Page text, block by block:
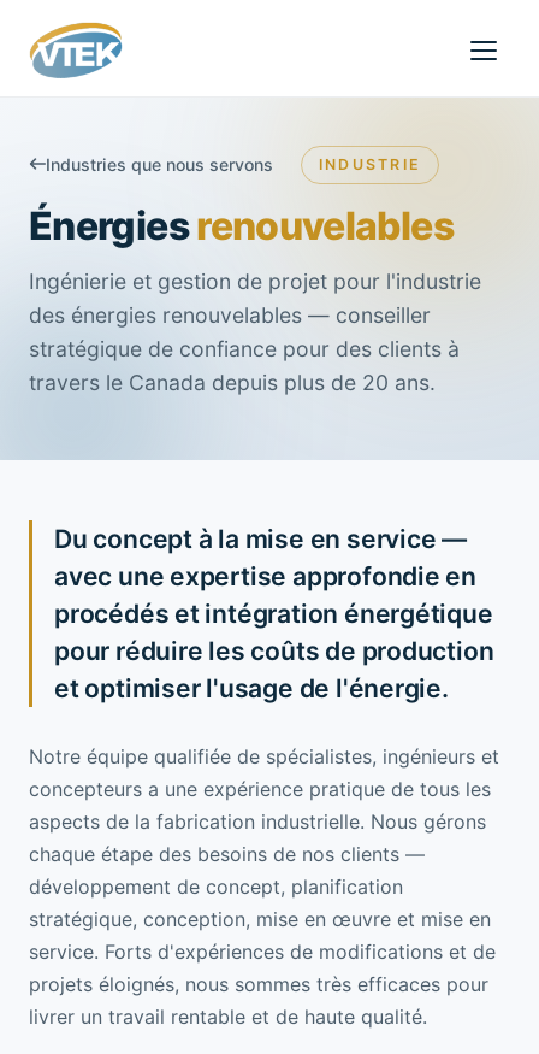
Industries que nous servons INDUSTRIE
Énergiesrenouvelables
Ingénierie et gestion de projet pour l'industrie
des énergies renouvelables — conseiller
stratégique de confiance pour des clients à
travers le Canada depuis plus de 20 ans.
Du concept à la mise en service —
avec une expertise approfondie en
procédés et intégration énergétique
pour réduire les coûts de production
et optimiser l'usage de l'énergie.
Notre équipe qualifiée de spécialistes, ingénieurs et
concepteurs a une expérience pratique de tous les
aspects de la fabrication industrielle. Nous gérons
chaque étape des besoins de nos clients —
développement de concept, planification
stratégique, conception, mise en œuvre et mise en
service. Forts d'expériences de modifications et de
projets éloignés, nous sommes très efficaces pour
livrer un travail rentable et de haute qualité.